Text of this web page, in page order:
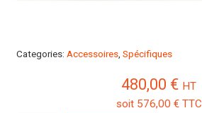
Categories: Accessoires, Spécifiques
480,00 € HT
soit 576,00 €TTC